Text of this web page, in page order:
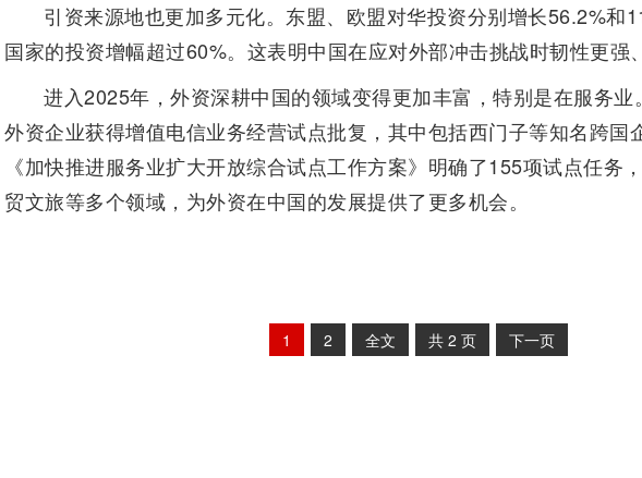
引资来源地也更加多元化。东盟、欧盟对华投资分别增长56.2%和
国家的投资增幅超过60%。这表明中国在应对外部冲击挑战时韧性更强
进入2025年，外资深耕中国的领域变得更加丰富，特别是在服务
外资企业获得增值电信业务经营试点批复，其中包括西门子等知名跨国
《加快推进服务业扩大开放综合试点工作方案》明确了155项试点任务
贸文旅等多个领域，为外资在中国的发展提供了更多机会。
1 2 全文 共 2 页 下一页